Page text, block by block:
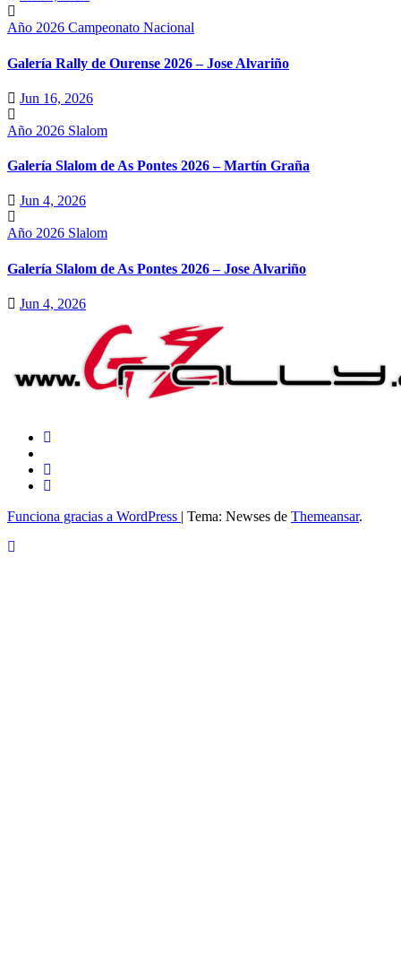
Año 2026 Campeonato Nacional
Galería Rally de Ourense 2026 – Jose Alvariño
Jun 16, 2026
Año 2026 Slalom
Galería Slalom de As Pontes 2026 – Martín Graña
Jun 4, 2026
Año 2026 Slalom
Galería Slalom de As Pontes 2026 – Jose Alvariño
Jun 4, 2026
Funciona gracias a WordPress | Tema: Newses de Themeansar.